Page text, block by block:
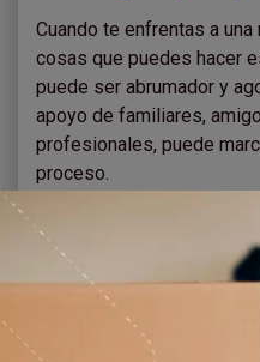
Cuando te enfrentas a
cosas que puedes hacer
puede ser abrumador y
apoyo de familiares,
profesionales, puede
proceso.
Desde
aspectos de la mudanza.
para trasladar tus
a su destino sanos y